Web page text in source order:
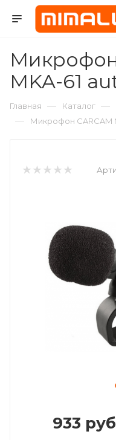
Микрофон
MKA-61
Главная — Каталог —
— Микрофон CARCAM
933